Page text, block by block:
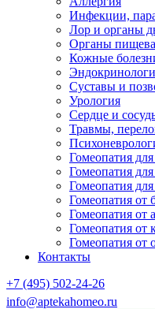
Инфекции,
Лор и органы
Органы
Кожные
Суставы и
Урология
Сердце и
Травмы,
Гомеопатия
Гомеопатия
Гомеопатия
Гомеопатия от
Гомеопатия от
Гомеопатия от
Гомеопатия от
Контакты
+7 (495) 502-24-26
info@aptekahomeo.ru